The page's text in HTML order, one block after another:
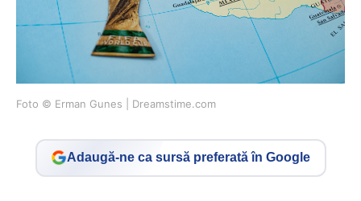
Foto © Erman Gunes | Dreamstime.com
Adaugă-ne ca sursă preferată în Google